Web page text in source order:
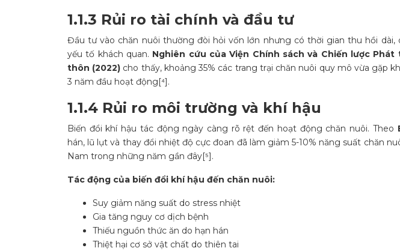
1.1.3 Rủi ro tài chính và đầu tư
Đầu tư vào chăn nuôi thường đòi hỏi vốn lớn nhưng có thời gian thu hồi dài,
yếu tố khách quan. Nghiên cứu của Viện Chính sách và Chiến lược
thôn (2022) cho thấy, khoảng 35% các trang trại chăn nuôi quy mô vừa gặp
3 năm đầu hoạt động[⁴].
1.1.4 Rủi ro môi trường và khí hậu
Biến đổi khí hậu tác động ngày càng rõ rệt đến hoạt động chăn nuôi. Theo
hán, lũ lụt và thay đổi nhiệt độ cực đoan đã làm giảm 5-10% năng suất chăn
Nam trong những năm gần đây[⁵].
Tác động của biến đổi khí hậu đến chăn nuôi:
Suy giảm năng suất do stress nhiệt
Gia tăng nguy cơ dịch bệnh
Thiếu nguồn thức ăn do hạn hán
Thiệt hại cơ sở vật chất do thiên tai